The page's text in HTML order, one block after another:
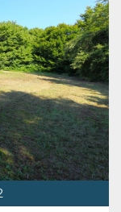
Carlo, si